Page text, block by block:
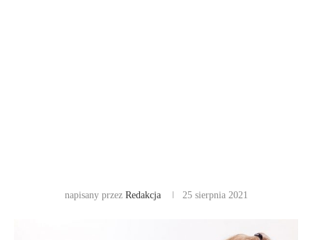
napisany przez Redakcja 25 sierpnia 2021